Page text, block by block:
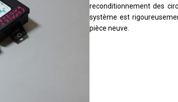
reconditionnement des
système est
pièce neuve.